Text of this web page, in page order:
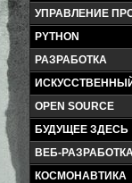
УПРАВЛЕНИЕ
PYTHON
РАЗРАБОТКА
OPEN SOURCE
БУДУЩЕЕ ЗДЕСЬ
ВЕБ-
КОСМОНАВТИКА